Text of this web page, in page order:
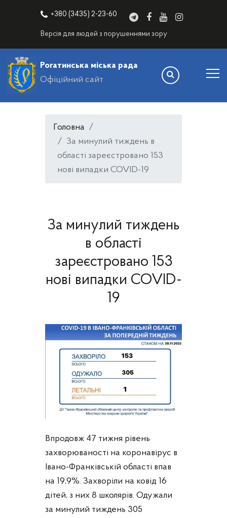
+380 (3435) 2-23-60
Версія для людей з порушеннями зору
Рогатинська міська рада
Офіційний сайт
Головна
За минулий тиждень в
області зареєстровано 153
нові випадки COVID-19
За минулий тиждень
в області
зареєстровано 153
нові випадки COVID-
19
Впродовж 47 тижня рівень
захворюваності на коронавірус в
Івано-Франківській області впав
на 19,9%. Захворіли на ковід 16
дітей, з них 8 школярів. Одужали
за минулий тиждень 305